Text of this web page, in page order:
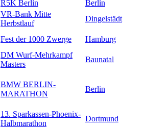
R5K Berlin
Berlin
VR-Bank Mitte
Herbstlauf
Dingelstädt
Fest der 1000 Zwerge
Hamburg
DM Wurf-Mehrkampf
Masters
Baunatal
BMW BERLIN-
MARATHON
Berlin
13. Sparkassen-Phoenix-
Halbmarathon
Dortmund